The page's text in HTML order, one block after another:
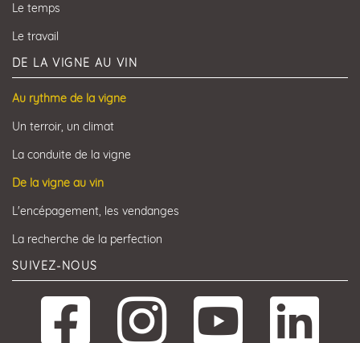
Le temps
Le travail
DE LA VIGNE AU VIN
Au rythme de la vigne
Un terroir, un climat
La conduite de la vigne
De la vigne au vin
L'encépagement, les vendanges
La recherche de la perfection
SUIVEZ-NOUS